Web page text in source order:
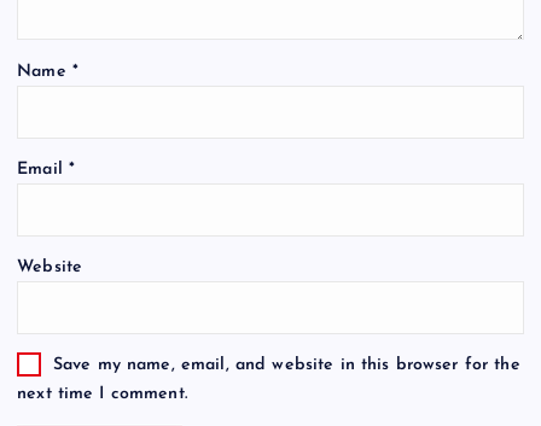
Name *
Email *
Website
Save my name, email, and website in this browser for the
next time I comment.